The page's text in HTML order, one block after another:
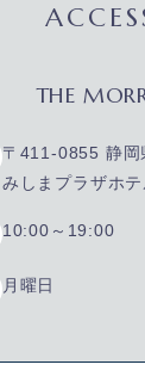
THE
〒411-0855 静岡
みしまプラザホテ
10:00～19:00
月曜日